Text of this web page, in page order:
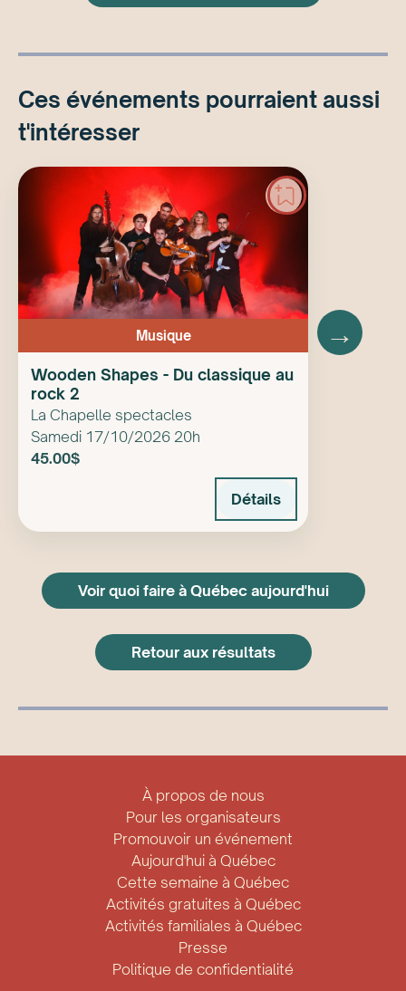
Ces événements pourraient aussi
t'intéresser
Musique
Wooden Shapes - Du classique au
rock 2
La Chapelle spectacles
Samedi 17/10/2026 20h
45.00$
Détails
→
Voir quoi faire à Québec aujourd'hui
Retour aux résultats
À propos de nous
Pour les organisateurs
Promouvoir un événement
Aujourd'hui à Québec
Cette semaine à Québec
Activités gratuites à Québec
Activités familiales à Québec
Presse
Politique de confidentialité